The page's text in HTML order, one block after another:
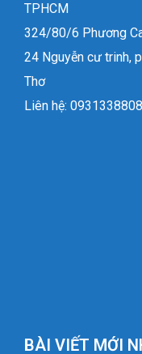
TPHCM
324/80/6 Phương
24 Nguyễn cư trinh,
Thơ
Liên hệ: 0931338808
BÀI VIẾT MỚI